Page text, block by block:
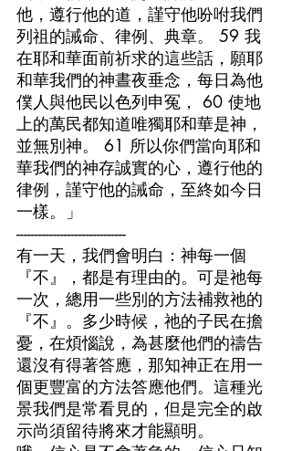
他，遵行他的道，謹守他吩咐我們
列祖的誡命、律例、典章。 59 我
在耶和華面前祈求的這些話，願耶
和華我們的神晝夜垂念，每日為他
僕人與他民以色列申冤， 60 使地
上的萬民都知道唯獨耶和華是神，
並無別神。 61 所以你們當向耶和
華我們的神存誠實的心，遵行他的
律例，謹守他的誡命，至終如今日
一樣。」
------------------------------
有一天，我們會明白：神每一個
『不』，都是有理由的。可是祂每
一次，總用一些別的方法補救祂的
『不』。多少時候，祂的子民在擔
憂，在煩惱說，為甚麼他們的禱告
還沒有得著答應，那知神正在用一
個更豐富的方法答應他們。這種光
景我們是常看見的，但是完全的啟
示尚須留待將來才能顯明。